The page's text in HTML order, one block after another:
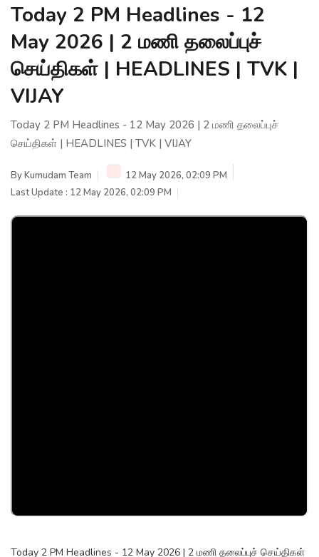
Today 2 PM Headlines - 12
May 2026 | 2 மணி தலைப்புச்
செய்திகள் | HEADLINES | TVK |
VIJAY
Today 2 PM Headlines - 12 May 2026 | 2 மணி தலைப்புச்
செய்திகள் | HEADLINES | TVK | VIJAY
ByKumudam Team
12 May 2026, 02:09 PM
Last Update : 12 May 2026, 02:09 PM
Today 2 PM Headlines - 12 May 2026 | 2 மணி தலைப்புச் செய்திகள்